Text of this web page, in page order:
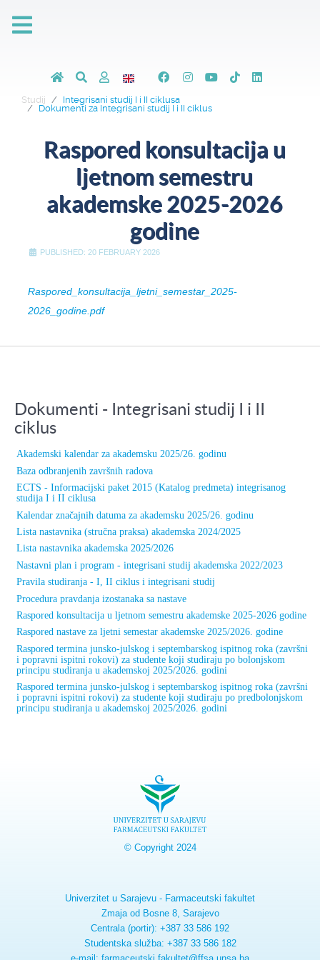
Studij
Integrisani studij I i II ciklusa
Dokumenti za Integrisani studij I i II ciklus
Raspored konsultacija u
ljetnom semestru
akademske 2025-2026
godine
PUBLISHED: 20 FEBRUARY 2026
Raspored_konsultacija_ljetni_semestar_2025-
2026_godine.pdf
Dokumenti - Integrisani studij I i II
ciklus
Akademski kalendar za akademsku 2025/26. godinu
Baza odbranjenih završnih radova
ECTS - Informacijski paket 2015 (Katalog predmeta) integrisanog
studija I i II ciklusa
Kalendar značajnih datuma za akademsku 2025/26. godinu
Lista nastavnika (stručna praksa) akademska 2024/2025
Lista nastavnika akademska 2025/2026
Nastavni plan i program - integrisani studij akademska 2022/2023
Pravila studiranja - I, II ciklus i integrisani studij
Procedura pravdanja izostanaka sa nastave
Raspored konsultacija u ljetnom semestru akademske 2025-2026 godine
Raspored nastave za ljetni semestar akademske 2025/2026. godine
Raspored termina junsko-julskog i septembarskog ispitnog roka (završni
i popravni ispitni rokovi) za studente koji studiraju po bolonjskom
principu studiranja u akademskoj 2025/2026. godini
Raspored termina junsko-julskog i septembarskog ispitnog roka (završni
i popravni ispitni rokovi) za studente koji studiraju po predbolonjskom
principu studiranja u akademskoj 2025/2026. godini
© Copyright 2024
Univerzitet u Sarajevu - Farmaceutski fakultet
Zmaja od Bosne 8, Sarajevo
Centrala (portir): +387 33 586 192
Studentska služba: +387 33 586 182